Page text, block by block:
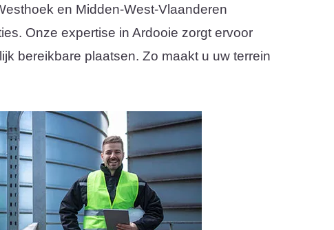
en Midden-West-Vlaanderen
Onze expertise in Ardooie zorgt ervoor
bereikbare plaatsen. Zo maakt u uw terrein